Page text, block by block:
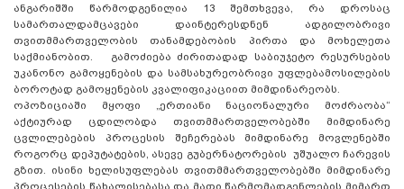
ანგარიშში წარმოდგენილია 13 შემთხვევა, რა დროსაც
სამართალდამცავები დაინტერესდნენ ადგილობრივი
თვითმმართველობის თანამდებობის პირთა და მოხელეთა
საქმიანობით. გამოძიება ძირითადად საბიუჯეტო რესურსების
უკანონო გამოყენების და სამსახურეობრივი უფლებამოსილების
ბოროტად გამოყენების კვალიფიკაციით მიმდინარეობს.
ოპოზიციაში მყოფი „ერთიანი ნაციონალური მოძრაობა“
აქტიურად ცდილობდა თვითმმართველობებში მიმდინარე
ცვლილებების პროცესის შეჩერებას მიმდინარე მოვლენებში
როგორც დეპუტატების, ასევე გუბერნატორების უშუალო ჩარევის
გზით. ისინი ხელისუფლებას თვითმმართველობებში მიმდინარე
პროცესების წახალისებასა და მათი წარმომადგენლების მიმართ